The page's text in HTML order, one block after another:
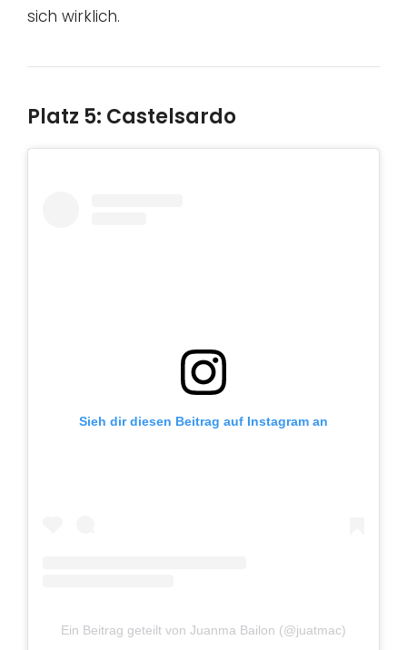
sich wirklich.
Platz 5: Castelsardo
Sieh dir diesen Beitrag auf Instagram an
Ein Beitrag geteilt von Juanma Bailon (@juatmac)